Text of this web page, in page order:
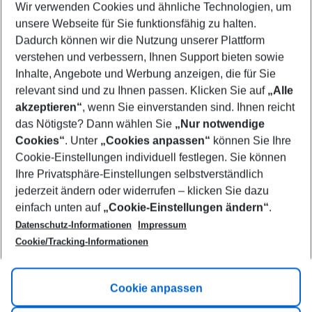
Select your date range
11/08/26–09/08/27 5-8 nights
Who will travel
2 adults No children
Show more filter
Footer
Footer navigation
Title A
Link A
Wir verwenden Cookies und ähnliche Technologien, um
unsere Webseite für Sie funktionsfähig zu halten.
Dadurch können wir die Nutzung unserer Plattform
verstehen und verbessern, Ihnen Support bieten sowie
Inhalte, Angebote und Werbung anzeigen, die für Sie
relevant sind und zu Ihnen passen. Klicken Sie auf „Alle
akzeptieren“, wenn Sie einverstanden sind. Ihnen reicht
das Nötigste? Dann wählen Sie „Nur notwendige
Cookies“. Unter „Cookies anpassen“ können Sie Ihre
Cookie-Einstellungen individuell festlegen. Sie können
Ihre Privatsphäre-Einstellungen selbstverständlich
jederzeit ändern oder widerrufen – klicken Sie dazu
einfach unten auf „Cookie-Einstellungen ändern“.
Datenschutz-Informationen
Impressum
Cookie/Tracking-Informationen
Cookie anpassen